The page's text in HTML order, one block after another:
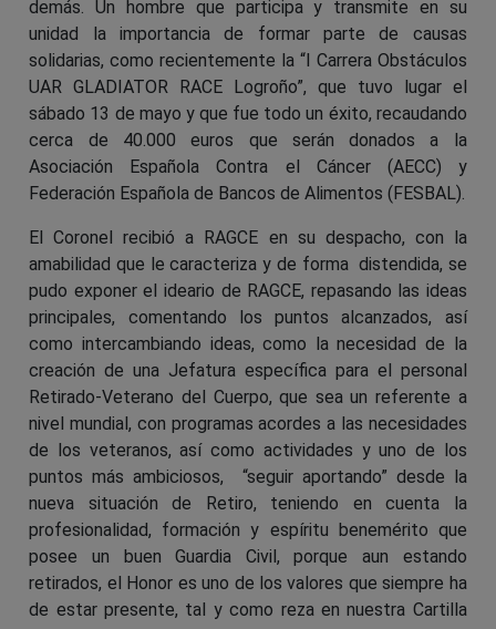
demás. Un hombre que participa y transmite en su
unidad la importancia de formar parte de causas
solidarias, como recientemente la “I Carrera Obstáculos
UAR GLADIATOR RACE Logroño”, que tuvo lugar el
sábado 13 de mayo y que fue todo un éxito, recaudando
cerca de 40.000 euros que serán donados a la
Asociación Española Contra el Cáncer (AECC) y
Federación Española de Bancos de Alimentos (FESBAL).
El Coronel recibió a RAGCE en su despacho, con la
amabilidad que le caracteriza y de forma distendida, se
pudo exponer el ideario de RAGCE, repasando las ideas
principales, comentando los puntos alcanzados, así
como intercambiando ideas, como la necesidad de la
creación de una Jefatura específica para el personal
Retirado-Veterano del Cuerpo, que sea un referente a
nivel mundial, con programas acordes a las necesidades
de los veteranos, así como actividades y uno de los
puntos más ambiciosos, “seguir aportando” desde la
nueva situación de Retiro, teniendo en cuenta la
profesionalidad, formación y espíritu benemérito que
posee un buen Guardia Civil, porque aun estando
retirados, el Honor es uno de los valores que siempre ha
de estar presente, tal y como reza en nuestra Cartilla